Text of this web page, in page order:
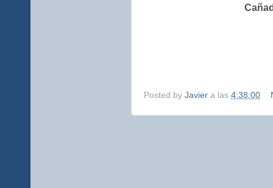
Posted by Javier a las 4:38:00